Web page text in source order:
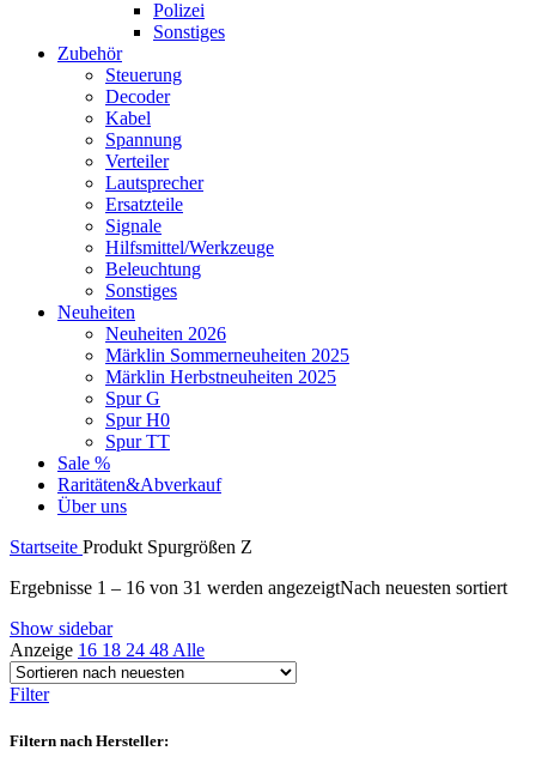
Polizei
Sonstiges
Zubehör
Steuerung
Decoder
Kabel
Spannung
Verteiler
Lautsprecher
Ersatzteile
Signale
Hilfsmittel/Werkzeuge
Beleuchtung
Sonstiges
Neuheiten
Neuheiten 2026
Märklin Sommerneuheiten 2025
Märklin Herbstneuheiten 2025
Spur G
Spur H0
Spur TT
Sale %
Raritäten&Abverkauf
Über uns
Startseite Produkt Spurgrößen Z
Ergebnisse 1 – 16 von 31 werden angezeigtNach neuesten sortiert
Show sidebar
Anzeige 16 18 24 48 Alle
Filter
Filtern nach Hersteller: